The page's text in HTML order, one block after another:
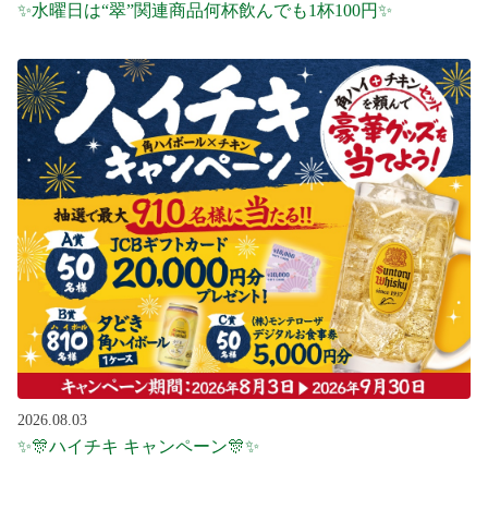
✨水曜日は“翠”関連商品何杯飲んでも1杯100円✨
2026.08.03
✨🎊ハイチキ キャンペーン🎊✨